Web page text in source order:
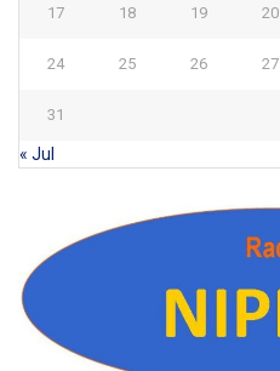
17 18 19 20
24 25 26 27
31
« Jul